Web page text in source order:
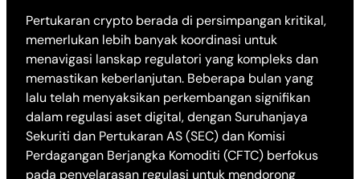
Pertukaran crypto berada di persimpangan kritikal,
memerlukan lebih banyak koordinasi untuk
menavigasi lanskap regulatori yang kompleks dan
memastikan keberlanjutan. Beberapa bulan yang
lalu telah menyaksikan perkembangan signifikan
dalam regulasi aset digital, dengan Suruhanjaya
Sekuriti dan Pertukaran AS (SEC) dan Komisi
Perdagangan Berjangka Komoditi (CFTC) berfokus
pada penyelarasan regulasi untuk mendorong